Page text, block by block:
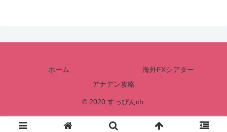
ホーム
海外FXシアター
アナデン攻略
© 2020 すっぴんch.